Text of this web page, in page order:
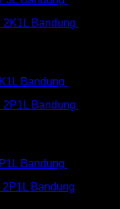
Bandung
Bandung